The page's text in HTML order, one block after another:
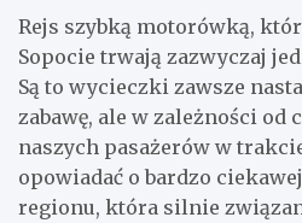
Rejs szybką motorówką,
Sopocie trwają zazwyczaj
Są to wycieczki zawsze
zabawę, ale w zależności
naszych pasażerów w
opowiadać o bardzo
regionu, która silnie